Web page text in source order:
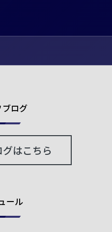
ブログ
はこちら
ール